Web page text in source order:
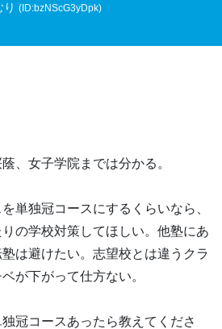
(ID:bzNScG3yDpk)
、女子学院までは分かる。
単独冠コースにするくらいなら、
の学校対策してほしい。他塾にあ
は避けたい。志望校とは違うクラ
が下がって仕方ない。
冠コースあったら教えてくださ